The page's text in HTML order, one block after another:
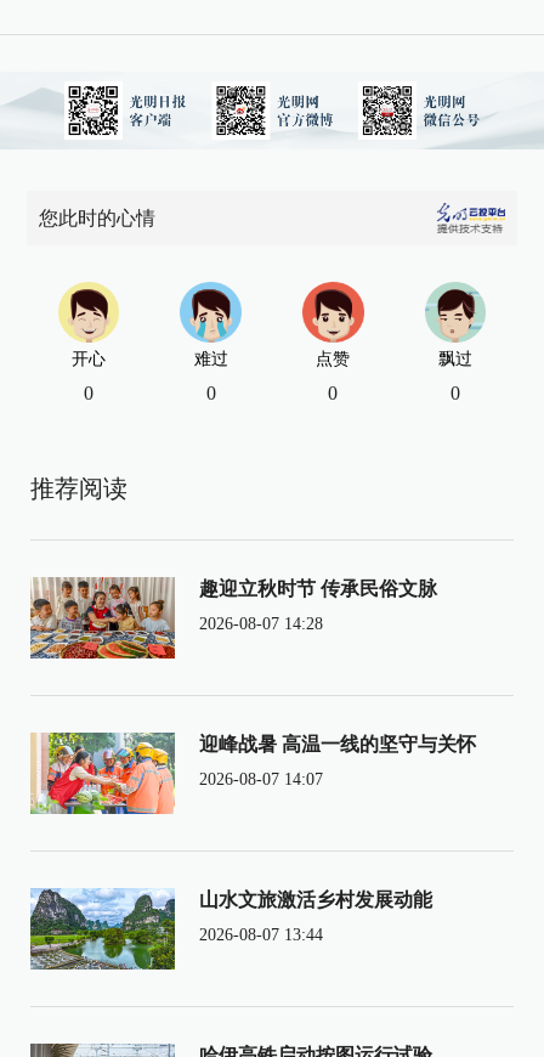
您此时的心情
开心
0
难过
0
点赞
0
飘过
0
推荐阅读
趣迎立秋时节 传承民俗文脉
2026-08-07 14:28
迎峰战暑 高温一线的坚守与关怀
2026-08-07 14:07
山水文旅激活乡村发展动能
2026-08-07 13:44